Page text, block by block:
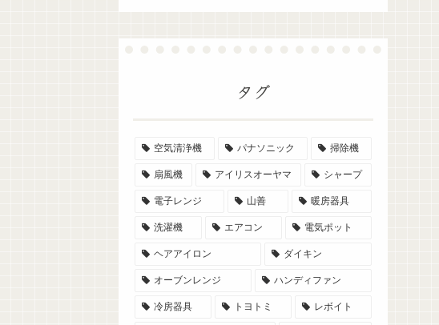
タグ
空気清浄機 パナソニック 掃除機
扇風機 アイリスオーヤマ シャープ
電子レンジ 山善 暖房器具
洗濯機 エアコン 電気ポット
ヘアアイロン ダイキン
オーブンレンジ ハンディファン
冷房器具 トヨトミ レボイト